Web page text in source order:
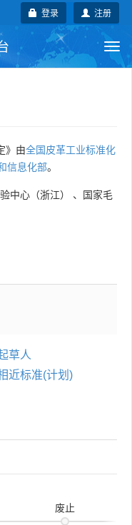
注册
登录
》由全国皮革工业标准化
信息化部。
中心（浙江） 、
国家毛
草人
近标准(计划)
废止